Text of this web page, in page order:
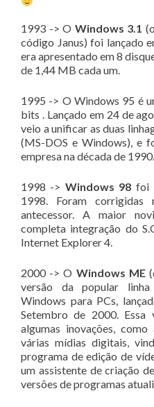
1993 -> O Windows 3.1
código Janus) foi lançado
era apresentado em 8
de 1,44 MB cada um.
1995 -> O Windows 95 é
bits . Lançado em 24 de
veio a unificar as duas
(MS-DOS e Windows), e
empresa na década de 1990.
1998 -> Windows 98 foi
1998. Foram
antecessor. A maior
completa integração do
Internet Explorer 4.
2000 -> O Windows ME
versão da popular linha
Windows para PCs,
Setembro de 2000.
algumas inovações,
várias mídias digitais,
programa de edição de
um assistente de criação
versões de programas